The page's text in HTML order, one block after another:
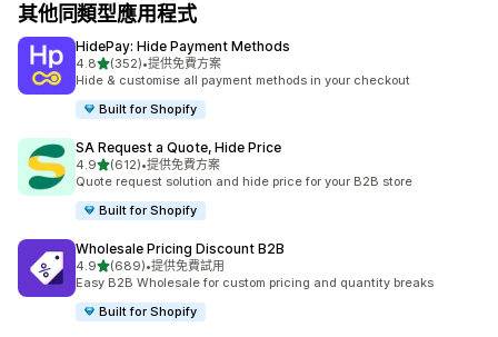
其他同類型應用程式
HidePay: Hide Payment Methods
4.8滿分 5 顆星
(352)
共有 352 則評價
•提供免費方案
Hide & customise all payment methods in your checkout
Built for Shopify
SA Request a Quote, Hide Price
4.9滿分 5 顆星
(612)
共有 612 則評價
•提供免費方案
Quote request solution and hide price for your B2B store
Built for Shopify
Wholesale Pricing Discount B2B
4.9滿分 5 顆星
(689)
共有 689 則評價
•提供免費試用
Easy B2B Wholesale for custom pricing and quantity breaks
Built for Shopify